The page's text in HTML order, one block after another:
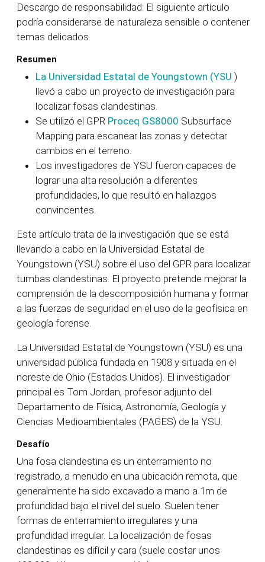
Descargo de responsabilidad: El siguiente artículo
podría considerarse de naturaleza sensible o contener
temas delicados.
Resumen
La Universidad Estatal de Youngstown (YSU )
llevó a cabo un proyecto de investigación para
localizar fosas clandestinas.
Se utilizó el GPR Proceq GS8000 Subsurface
Mapping para escanear las zonas y detectar
cambios en el terreno.
Los investigadores de YSU fueron capaces de
lograr una alta resolución a diferentes
profundidades, lo que resultó en hallazgos
convincentes.
Este artículo trata de la investigación que se está
llevando a cabo en la Universidad Estatal de
Youngstown (YSU) sobre el uso del GPR para localizar
tumbas clandestinas. El proyecto pretende mejorar la
comprensión de la descomposición humana y formar
a las fuerzas de seguridad en el uso de la geofísica en
geología forense.
La Universidad Estatal de Youngstown (YSU) es una
universidad pública fundada en 1908 y situada en el
noreste de Ohio (Estados Unidos). El investigador
principal es Tom Jordan, profesor adjunto del
Departamento de Física, Astronomía, Geología y
Ciencias Medioambientales (PAGES) de la YSU.
Desafío
Una fosa clandestina es un enterramiento no
registrado, a menudo en una ubicación remota, que
generalmente ha sido excavado a mano a 1m de
profundidad bajo el nivel del suelo. Suelen tener
formas de enterramiento irregulares y una
profundidad irregular. La localización de fosas
clandestinas es difícil y cara (suele costar unos